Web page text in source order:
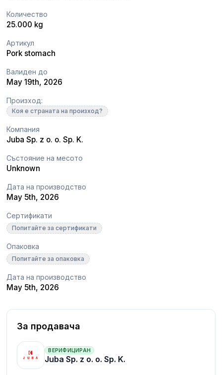
Количество
25.000 kg
Артикул
Pork stomach
Валиден до
May 19th, 2026
Произход:
Коя е страната на произход?
Компания
Juba Sp. z o. o. Sp. K.
Състояние на месото
Unknown
Дата на производство
May 5th, 2026
Сертификати
Попитайте за сертификати
Опаковка
Попитайте за опаковка
Дата на производство
May 5th, 2026
За продавача
ВЕРИФИЦИРАН
Juba Sp. z o. o. Sp. K.